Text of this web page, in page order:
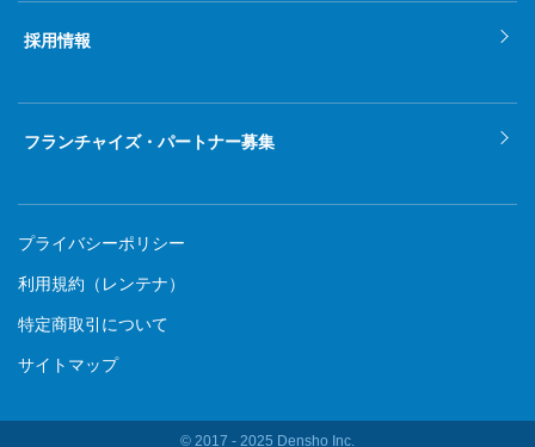
採用情報
フランチャイズ・パートナー募集
プライバシーポリシー
利用規約（レンテナ）
特定商取引について
サイトマップ
© 2017 ‐ 2025 Densho Inc.